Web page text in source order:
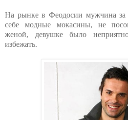
На рынке в Феодосии мужчина за
себе модные мокасины, не
женой, девушке было
избежать.